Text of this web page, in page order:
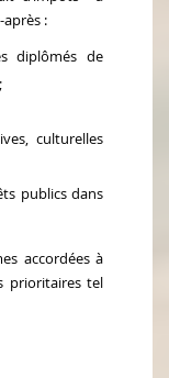
:
diplômés de
culturelles
publics dans
accordées à
prioritaires tel